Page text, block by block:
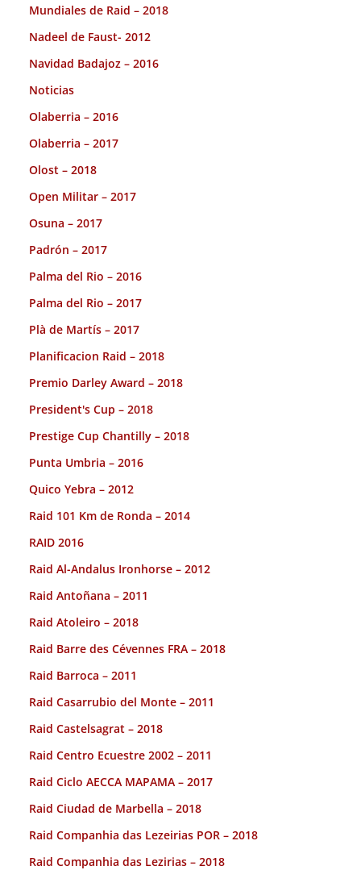
Mundiales de Raid – 2018
Nadeel de Faust- 2012
Navidad Badajoz – 2016
Noticias
Olaberria – 2016
Olaberria – 2017
Olost – 2018
Open Militar – 2017
Osuna – 2017
Padrón – 2017
Palma del Rio – 2016
Palma del Rio – 2017
Plà de Martís – 2017
Planificacion Raid – 2018
Premio Darley Award – 2018
President's Cup – 2018
Prestige Cup Chantilly – 2018
Punta Umbria – 2016
Quico Yebra – 2012
Raid 101 Km de Ronda – 2014
RAID 2016
Raid Al-Andalus Ironhorse – 2012
Raid Antoñana – 2011
Raid Atoleiro – 2018
Raid Barre des Cévennes FRA – 2018
Raid Barroca – 2011
Raid Casarrubio del Monte – 2011
Raid Castelsagrat – 2018
Raid Centro Ecuestre 2002 – 2011
Raid Ciclo AECCA MAPAMA – 2017
Raid Ciudad de Marbella – 2018
Raid Companhia das Lezeirias POR – 2018
Raid Companhia das Lezirias – 2018